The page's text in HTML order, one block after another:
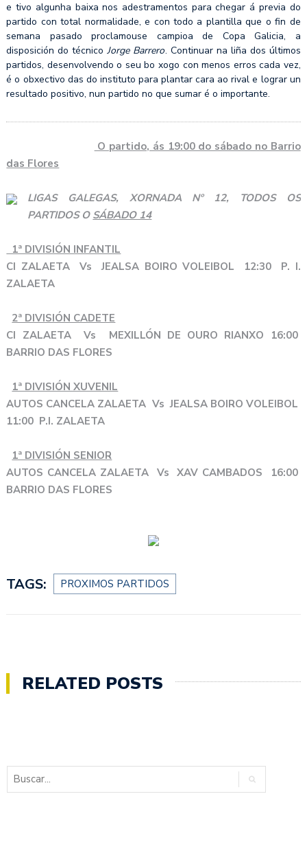
e tivo algunha baixa nos adestramentos para chegar á previa do
partido con total normalidade, e con todo a plantilla que o fin de
semana pasado proclamouse campioa de Copa Galicia, a
disposición do técnicoJorge Barrero. Continuar na liña dos últimos
partidos, desenvolvendo o seu bo xogo con menos erros cada vez,
é o obxectivo das do instituto para plantar cara ao rival e lograr un
resultado positivo, nun partido no que sumar é o importante.
O partido, ás 19:00 do sábado no Barrio
das Flores
LIGAS GALEGAS, XORNADA Nº 12, TODOS OS
PARTIDOS O SÁBADO 14
1ª DIVISIÓN INFANTIL
CI ZALAETA Vs JEALSA BOIRO VOLEIBOL 12:30 P. I.
ZALAETA
2ª DIVISIÓN CADETE
CI ZALAETA Vs MEXILLÓN DE OURO RIANXO 16:00
BARRIO DAS FLORES
1ª DIVISIÓN XUVENIL
AUTOS CANCELA ZALAETA Vs JEALSA BOIRO VOLEIBOL
11:00 P.I. ZALAETA
1ª DIVISIÓN SENIOR
AUTOS CANCELA ZALAETA Vs XAV CAMBADOS 16:00
BARRIO DAS FLORES
TAGS: PROXIMOS PARTIDOS
RELATED POSTS